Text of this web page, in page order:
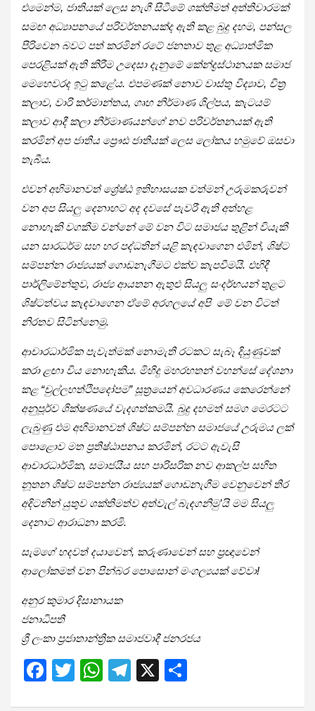
එමෙන්ම, ජාතියක් ලෙස නැගී සිටීමේ ශක්තිමත් අත්තිවාරමක්
සමඟ අධ්‍යාපනයේ පරිවර්තනයක්ද ඇති කළ බුදු දහම, පන්සල
පිරිවෙන බවට පත් කරමින් රටේ ජනතාව තුළ අධ්‍යාත්මික
පෙරළියක් ඇති කිරීම උදෙසා දැනුමේ කේන්ද්‍රස්ථානයක සමාජ
මෙහෙවරද ඉටු කළේය. එපමණක් නොව වාස්තු විද්‍යාව, චිත්‍ර
කලාව, වාරි කර්මාන්තය, ගෘහ නිර්මාණ ශිල්පය, කැටයම්
කලාව ආදී කලා නිර්මාණයන්ගේ නව පරිවර්තනයක් ඇති
කරමින් අප ජාතිය ප්‍රෞඪ ජාතියක් ලෙස ලෝකය හමුවේ ඔසවා
තැබීය.
එවන් අභිමානවත් ශ්‍රේෂ්ඨ ඉතිහාසයක වත්මන් උරුමකරුවන්
වන අප සියලු දෙනාහට අද දවසේ පැවරී ඇති අත්හළ
නොහැකි වගකීම වන්නේ මේ වන විට සමාජය තුළින් වියැකී
යන සාරධර්ම සහ හර පද්ධතින් යළි කැඳවාගෙන එමින්, ශිෂ්ට
සම්පන්න රාජ්‍යයක් ගොඩනැගීමට එක්ව කැපවීමයි. එහිදී
පාර්ලිමේන්තුව, රාජ්‍ය ආයතන ඇතුළු සියලු සංදර්භයන් තුළට
ශිෂ්ටත්වය කැඳවාගෙන ඒමේ අරගලයේ අපි මේ වන විටත්
නිරතව සිටින්නෙමු.
ආචාරධාර්මික පැවැත්මක් නොමැති රටකට සැබෑ දියුණුවක්
කරා ළඟා විය නොහැකිය. මිහිදු මහරහතන් වහන්සේ දේශනා
කළ “චුල්ලහත්ථිපදෝපම” සූත්‍රයෙන් අවධාරණය කෙරෙන්නේ
අනුපූර්ව ශික්ෂණයේ වැදගත්කමයි. බුදු දහමත් සමග මෙරටට
ලැබුණු එම අභිමානවත් ශිෂ්ට සම්පන්න සමාජයේ උරුමය ලක්
පොළොව මත ප්‍රතිෂ්ඨාපනය කරමින්, රටට ඇවැසි
ආචාරධාර්මික, සමාජයීය සහ පාරිසරික නව ආකල්ප සහිත
නූතන ශිෂ්ට සම්පන්න රාජ්‍යයක් ගොඩනැගීම වෙනුවෙන් තිර
අදිටනින් යුතුව ශක්තිමත්ව අත්වැල් බැඳගනිමු’යි මම සියලු
දෙනාට ආරාධනා කරමි.
සැමගේ හදවත් දයාවෙන්, කරුණාවෙන් සහ ප්‍රඥාවෙන්
ආලෝකමත් වන පින්බර පොසොන් මංගල්‍යයක් වේවා!
අනුර කුමාර දිසානායක
ජනාධිපති
ශ්‍රී ලංකා ප්‍රජාතාන්ත්‍රික සමාජවාදී ජනරජය
F
T
W T
X